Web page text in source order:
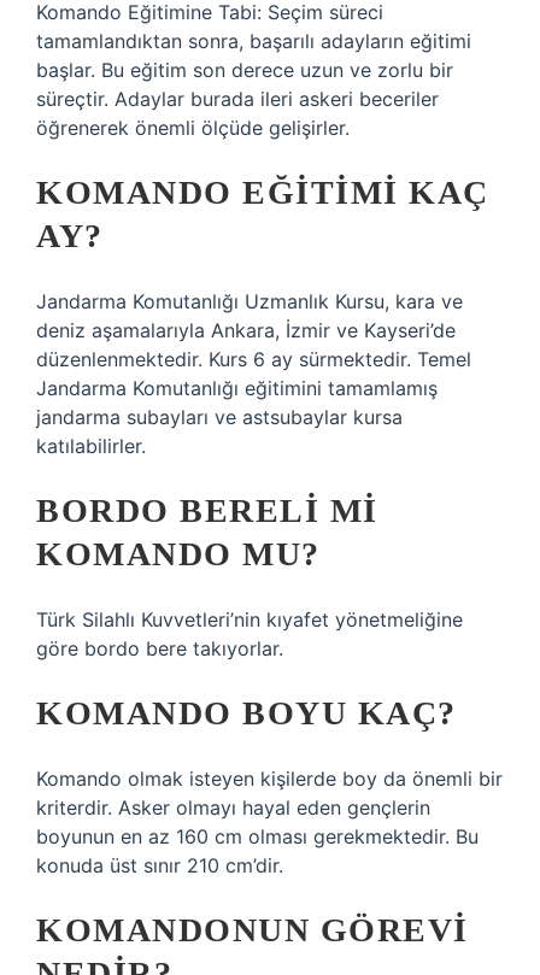
Komando Eğitimine Tabi: Seçim süreci
tamamlandıktan sonra, başarılı adayların eğitimi
başlar. Bu eğitim son derece uzun ve zorlu bir
süreçtir. Adaylar burada ileri askeri beceriler
öğrenerek önemli ölçüde gelişirler.
KOMANDO EĞITIMI KAÇ
AY?
Jandarma Komutanlığı Uzmanlık Kursu, kara ve
deniz aşamalarıyla Ankara, İzmir ve Kayseri’de
düzenlenmektedir. Kurs 6 ay sürmektedir. Temel
Jandarma Komutanlığı eğitimini tamamlamış
jandarma subayları ve astsubaylar kursa
katılabilirler.
BORDO BERELI MI
KOMANDO MU?
Türk Silahlı Kuvvetleri’nin kıyafet yönetmeliğine
göre bordo bere takıyorlar.
KOMANDO BOYU KAÇ?
Komando olmak isteyen kişilerde boy da önemli bir
kriterdir. Asker olmayı hayal eden gençlerin
boyunun en az 160 cm olması gerekmektedir. Bu
konuda üst sınır 210 cm’dir.
KOMANDONUN GÖREVI